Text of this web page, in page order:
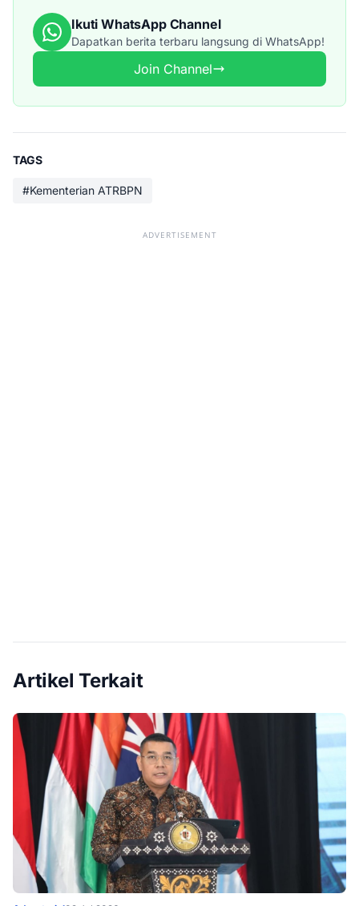
Ikuti WhatsApp Channel
Dapatkan berita terbaru langsung di WhatsApp!
Join Channel
TAGS
#Kementerian ATRBPN
ADVERTISEMENT
Artikel Terkait